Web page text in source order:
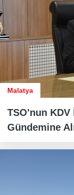
Malatya
TSO'nun KDV
Gündemine